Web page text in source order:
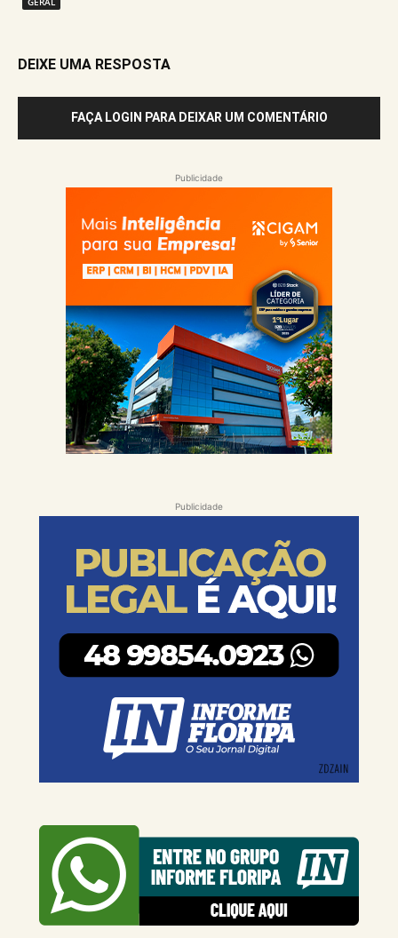
DEIXE UMA RESPOSTA
FAÇA LOGIN PARA DEIXAR UM COMENTÁRIO
Publicidade
Publicidade